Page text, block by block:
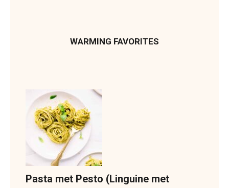
WARMING FAVORITES
Pasta met Pesto (Linguine met